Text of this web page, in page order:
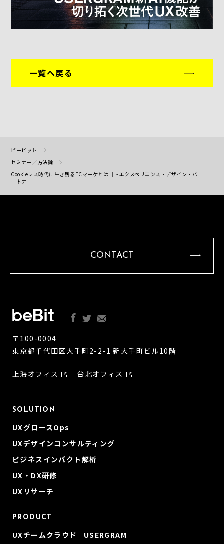
一覧へ戻る
ビービット
セミナー／方法論
Cookieレス時代に生き残るECマーケとは ｜ - エクスペリエンス・デザイン・パ
ートナー
CONTACT
〒100-0004
東京都千代田区大手町2-2-1 新大手町ビル10階
上海オフィス 台北オフィス
SOLUTION
UXグロースOps
UXデザインコンサルティング
ビジネスインパクト解析
UX・DX研修
UXリサーチ
PRODUCT
UXチームクラウド USERGRAM